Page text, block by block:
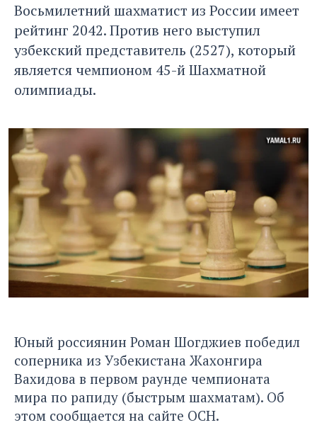
Восьмилетний шахматист из России имеет
рейтинг 2042. Против него выступил
узбекский представитель (2527), который
является чемпионом 45-й Шахматной
олимпиады.
Юный россиянин Роман Шогджиев победил
соперника из Узбекистана Жахонгира
Вахидова в первом раунде чемпионата
мира по рапиду (быстрым шахматам). Об
этом сообщается на сайте ОСН.